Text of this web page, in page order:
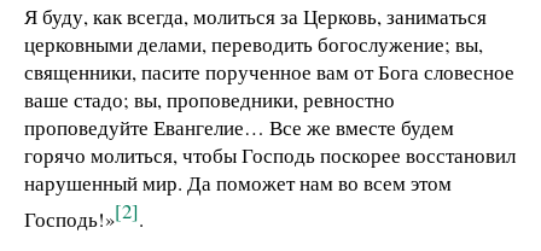
Я буду, как всегда, молиться за Церковь, заниматься
церковными делами, переводить богослужение; вы,
священники, пасите порученное вам от Бога словесное
ваше стадо; вы, проповедники, ревностно
проповедуйте Евангелие… Все же вместе будем
горячо молиться, чтобы Господь поскорее восстановил
нарушенный мир. Да поможет нам во всем этом
Господь!»[2].